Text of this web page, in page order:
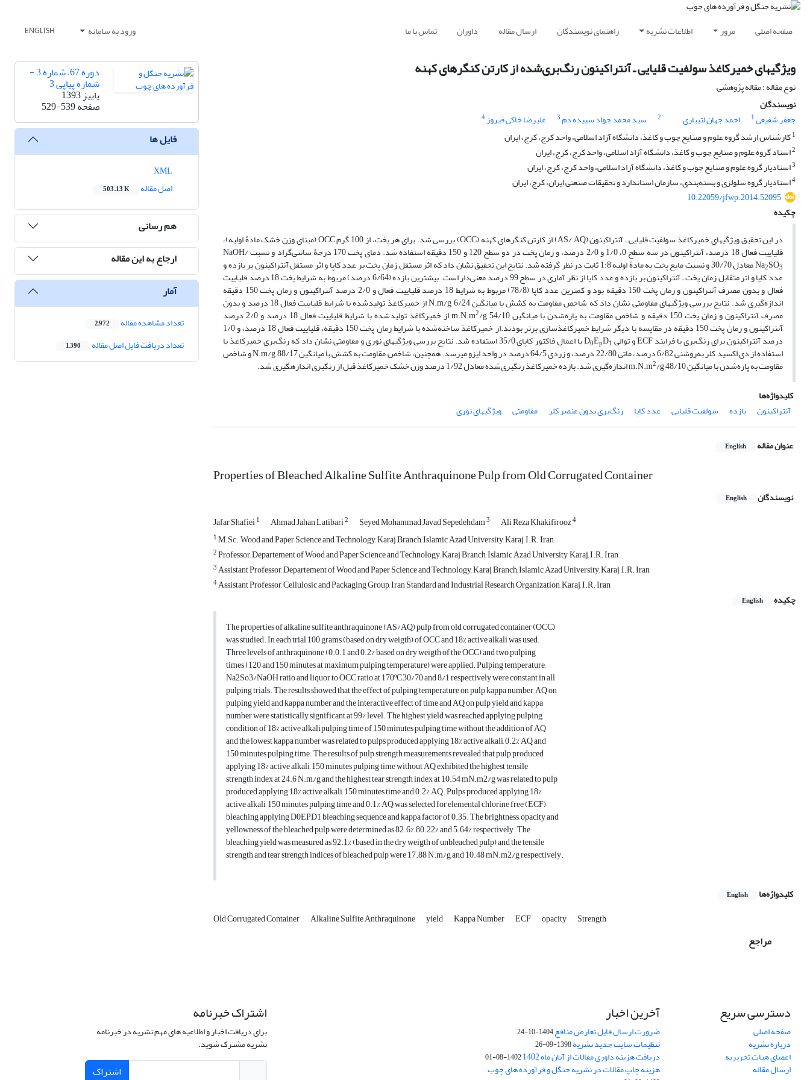
صفحه اصلی مرور اطلاعات نشریه راهنمای نویسندگان ارسال مقاله داوران تماس با ما ورود به سامانه ENGLISH
ویژگی‏های خمیر‌کاغذ سولفیت قلیایی ـ آنتراکینون رنگ‌بری‌شده از کارتن کنگره‏ای کهنه
نوع مقاله : مقاله پژوهشی
نویسندگان
جعفر شفیعی1 احمد جهان لتیباری 2 سید محمد جواد سپیده دم3 علیرضا خاکی فیروز4
1کارشناس ارشد گروه علوم و صنایع چوب و کاغذ، دانشگاه آزاد اسلامی، واحد کرج، کرج، ایران
2استاد گروه علوم و صنایع چوب و کاغذ، دانشگاه آزاد اسلامی، واحد کرج، کرج، ایران
3استادیار گروه علوم و صنایع چوب و کاغذ، دانشگاه آزاد اسلامی، واحد کرج، کرج، ایران
4استادیار گروه سلولزی و بسته‌بندی، سازمان استاندارد و تحقیقات صنعتی ایران، کرج، ایران
10.22059/jfwp.2014.52095
چکیده
در این تحقیق ویژگی‏های خمیر‌کاغذ سولفیت قلیایی ـ آنتراکینون (AS/ AQ) از کارتن کنگره‏ای کهنه (OCC) بررسی شد. برای هر پخت، از 100 گرم OCC (مبنای وزن خشک مادۀ اولیه)،
قلیاییت فعال 18 درصد، آنتراکینون در سه سطح 0، 1/0 و 2/0 درصد، و زمان پخت در دو سطح 120 و 150 دقیقه استفاده شد. دمای پخت 170 درجۀ سانتی‌گراد و نسبت NaOH/
Na2SO3 معادل 30/70 و نسبت مایع پخت به مادۀ اولیه 8:‏1 ثابت در نظر گرفته شد. نتایج این تحقیق نشان داد که اثر مستقل زمان پخت بر عدد کاپا و اثر مستقل آنتراکینون بر بازده و
عدد کاپا و اثر متقابل زمان پخت ـ آنتراکینون بر بازده و عدد کاپا از نظر آماری در سطح 99 درصد معنی‌دار است. بیشترین بازده (6/64 درصد) مربوط به شرایط پخت 18 درصد قلیاییت
فعال و بدون مصرف آنتراکینون و زمان پخت 150 دقیقه بود و کمترین عدد کاپا (78/8) مربوط به شرایط 18 درصد قلیاییت فعال و 2/0 درصد آنتراکینون و زمان پخت 150 دقیقه
اندازه‌گیری شد. نتایج بررسی ویژگی‏های مقاومتی نشان داد که شاخص مقاومت به کشش با میانگین N.m/g 6/24 از خمیر‌کاغذ تولید‌شده با شرایط قلیاییت فعال 18 درصد و بدون
مصرف آنتراکینون و زمان پخت 150 دقیقه و شاخص مقاومت به پاره‌شدن با میانگین m.N.m 2 /g 54/10 از خمیر‌کاغذ تولید‌شده با شرایط قلیاییت فعال 18 درصد و 2/0 درصد
آنتراکینون و زمان پخت 150 دقیقه در مقایسه با دیگر شرایط خمیر‌کاغذ‌سازی برتر بودند.از خمیر‌کاغذ ساخته‌شده با شرایط زمان پخت 150 دقیقه، قلیاییت فعال 18 درصد، و 1/0
درصد آنتراکینون برای رنگ‌بری با فرایند ECF و توالی D 0EpD1 با اعمال فاکتور کاپای 35/0 استفاده شد. نتایج بررسی ویژگی‏های نوری و مقاومتی نشان داد که رنگ‌بری خمیر‌کاغذ با
استفاده از دی اکسید کلر به‌روشنی 6/82 درصد، ماتی 22/80 درصد، و زردی 64/5 درصد در واحد ایزو می‏رسد. همچنین، شاخص مقاومت به کشش با میانگین N.m/g 88/17 و شاخص
مقاومت به پاره‌شدن با میانگین m.N.m 2/g 48/10 اندازه‌گیری شد. بازده خمیر‌کاغذ رنگ‎بری‌شده معادل 1/92 درصد وزن خشک خمیر‌کاغذ قبل از رنگ‎بری اندازه‎گیری شد.
کلیدواژه‌ها
آنتراکینون
بازده سولفیت قلیایی عدد کاپا رنگ‌بری بدون عنصر کلر مقاومتی ویژگی‏های نوری
عنوان مقاله English
Properties of Bleached Alkaline Sulfite Anthraquinone Pulp from Old Corrugated Container
نویسندگان English
Jafar Shafiei1 Ahmad Jahan Latibari2 Seyed Mohammad Javad Sepedehdam3 Ali Reza Khakifirooz4
1M.Sc., Wood and Paper Science and Technology, Karaj Branch, Islamic Azad University, Karaj, I.R. Iran
2Professor, Departement of Wood and Paper Science and Technology, Karaj Branch, Islamic Azad University, Karaj, I.R. Iran
3Assistant Professor, Departement of Wood and Paper Science and Technology, Karaj Branch, Islamic Azad University, Karaj, I.R. Iran
4Assistant Professor, Cellulosic and Packaging Group, Iran Standard and Industrial Research Organization, Karaj, I.R. Iran
چکیده
English
The properties of alkaline sulfite anthraquinone (AS/AQ) pulp from old corrugated container (OCC)
was studied. In each trial 100 grams (based on dry weigth) of OCC and 18% active alkali was used.
Three levels of anthraquinone (0.0.1 and 0.2% based on dry weigth of the OCC) and two pulping
times (120 and 150 minutes at maximum pulping temperature) were applied. Pulping temperature,
Na2So3/NaOH ratio and liquor to OCC ratio at 170ºC,30/70 and 8/1 respectively were constant in all
pulping trials. The results showed that the effect of pulping temperature on pulp kappa number, AQ on
pulping yield and kappa number and the interactive effect of time and AQ on pulp yield and kappa
number were statistically significant at 99% level. The highest yield was reached applying pulping
condition of 18% active alkali,pulping time of 150 minutes pulping time without the addition of AQ
and the lowest kappa number was related to pulps produced applying 18% active alkali, 0.2% AQ and
150 minutes pulping time. The results of pulp strength measurements revealed that pulp produced
applying 18% active alkali, 150 minutes pulping time without AQ exhibited the highest tensile
strength index at 24.6 N.m/g and the highest tear strength index at 10.54 mN.m2/g was related to pulp
produced applying 18% active alkali, 150 minutes time and 0.2% AQ. Pulps produced applying 18%
active alkali, 150 minutes pulping time and 0.1% AQ was selected for elemental chlorine free (ECF)
bleaching applying D0EPD1 bleaching sequence and kappa factor of 0.35. The brightness, opacity and
yellowness of the bleached pulp were determined as 82.6%, 80.22% and 5.64% respectively. The
bleaching yield was measured as 92.1% (based in the dry weigth of unbleached pulp) and the tensile
strength and tear strength indices of bleached pulp were 17.88 N.m/g and 10.48 mN.m2/g respectively.
کلیدواژه‌ها English
Old Corrugated Container Alkaline Sulfite Anthraquinone yield Kappa Number ECF opacity Strength
مراجع
دوره 67، شماره 3 -
شماره پیاپی 3
پاییز 1393
صفحه529-539
فایل ها
اصل مقاله
503.13 K
هم رسانی
ارجاع به این مقاله
آمار
تعداد مشاهده مقاله 2,972
تعداد دریافت فایل اصل مقاله 1,390
دسترسی سریع
صفحه اصلی
درباره نشریه
اعضای هیات تحریریه
ارسال مقاله
آخرین اخبار
ضرورت ارسال فایل تعارض منافع1404-10-24
تنظیمات سایت جدید نشریه1398-09-26
دریافت هزینه داوری مقالات از آبان ماه 1402 1402-08-01
هزینه چاپ مقالات در نشریه جنگل و فرآورده های چوب
اشتراک خبرنامه
برای دریافت اخبار و اطلاعیه های مهم نشریه در خبرنامه
نشریه مشترک شوید.
اشتراک